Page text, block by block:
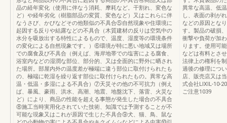
品の経年変化（使用に伴なう消耗、摩耗など。干割れ、変色な
ど）や経年劣化（樹脂部品の変質、変色など）又はこれらに伴
なうさび、かびなどその他類似の不具合⑤自然現象や住環境に
起因する反りや結露などの不具合（木質建材の反りは空気中の
水分を吸放出する特性によるもので、温度、湿度等の環境条件
の変化による自然現象です。）⑥環境が特に悪い地域又は場所
での腐食及び不具合（例えば、海岸地帯での塩害による腐食、
浴室内などの湿潤な部位、部分的、又は全面的に野外に晒され
た場所。部屋内外の温度差が極端に違う部位に取付けられたも
の、極端に乾湿を繰り返す部位に取付けられたもの。異常な高
温・低温・多湿による不具合）⑦天災その他の不可抗力（例え
ば、暴風、豪雨、洪水、高潮、地震、地盤沈下、落雷、火災な
ど）により、商品の性能を超える事態が発生した場合の不具合
⑧施工当時実用化されていた技術、知識では予測することが不
可能な現象又はこれが原因で生じた不具合⑨犬、猫、鳥、鼠な
異常な高温、低
し、表面の剥が
などの原因とな
す。製品の破損
衝撃や負荷が加
ります。使用可
などは有料とさ
法律上の権利を
過後の修理につ
店、販売店又は
式会社LIXIL-10-
ご注意1039